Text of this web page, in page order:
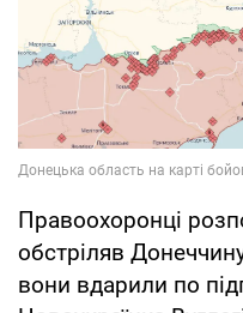
Правоохоронці
обстріляв
вони вдарили по